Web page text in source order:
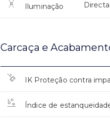
Iluminação Directa
Carcaça e
IK Proteção contra
Índice de